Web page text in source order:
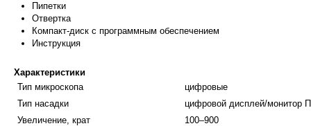
Пипетки
Отвертка
Компакт-диск с программным обеспечением
Инструкция
Характеристики
Тип микроскопа
цифровые
Тип насадки
цифровой дисплей/монитор
Увеличение, крат
100–900